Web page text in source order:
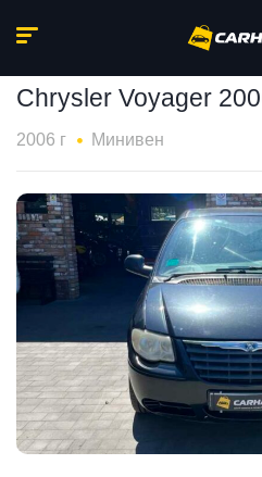
Chrysler Voyager
2006 г Минивен